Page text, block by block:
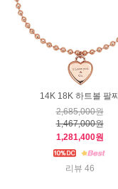
14K 18K 하트볼 팔찌
2,685,000원
1,467,000원
1,281,400원
리뷰 46